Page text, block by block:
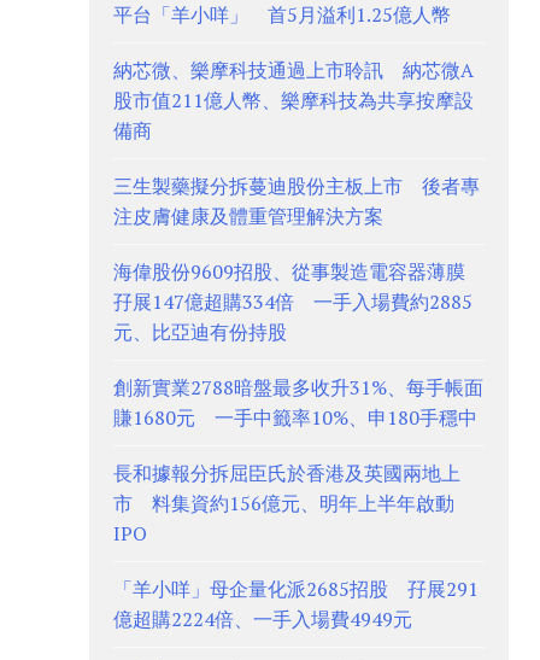
平台「羊小咩」 首5月溢利1.25億人幣
納芯微、樂摩科技通過上市聆訊 納芯微A
股市值211億人幣、樂摩科技為共享按摩設
備商
三生製藥擬分拆蔓迪股份主板上市 後者專
注皮膚健康及體重管理解決方案
海偉股份9609招股、從事製造電容器薄膜
孖展147億超購334倍 一手入場費約2885
元、比亞迪有份持股
創新實業2788暗盤最多收升31%、每手帳面
賺1680元 一手中籤率10%、申180手穩中
長和據報分拆屈臣氏於香港及英國兩地上
市 料集資約156億元、明年上半年啟動
IPO
「羊小咩」母企量化派2685招股 孖展291
億超購2224倍、一手入場費4949元